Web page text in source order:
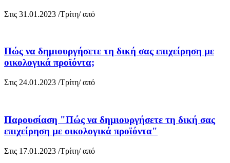
Στις 31.01.2023 /Τρίτη/ από
Πώς να δημιουργήσετε τη δική σας επιχείρηση με
οικολογικά προϊόντα;
Στις 24.01.2023 /Τρίτη/ από
Παρουσίαση "Πώς να δημιουργήσετε τη δική σας
επιχείρηση με οικολογικά προϊόντα"
Στις 17.01.2023 /Τρίτη/ από